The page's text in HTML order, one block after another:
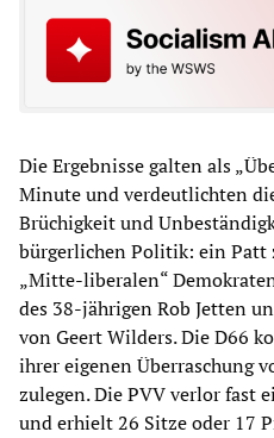
Die Ergebnisse galten als
Minute und verdeutlichten
Brüchigkeit und
bürgerlichen Politik: ein Patt
„Mitte-liberalen“
des 38-jährigen Rob Jetten
von Geert Wilders. Die D66
ihrer eigenen Überraschung
zulegen. Die PVV verlor fast
und erhielt 26 Sitze oder 17